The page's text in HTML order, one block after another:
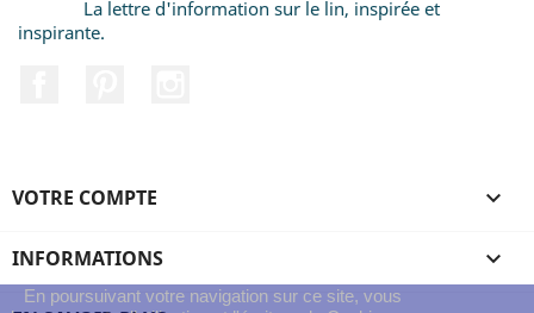
La lettre d'information sur le lin, inspirée et
inspirante.
En poursuivant votre navigation sur ce site, vous
VOTRE COMPTE 
INFORMATIONS 